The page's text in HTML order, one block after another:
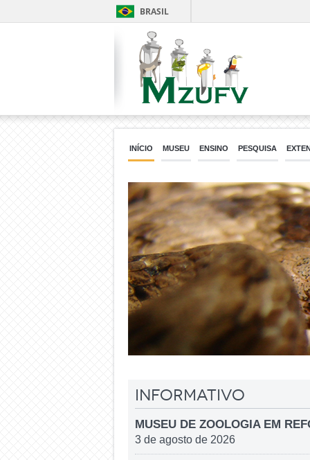
BRASIL
INÍCIO MUSEU ENSINO PESQUISA
Informativo
MUSEU DE ZOOLOGIA EM
3 de agosto de 2026